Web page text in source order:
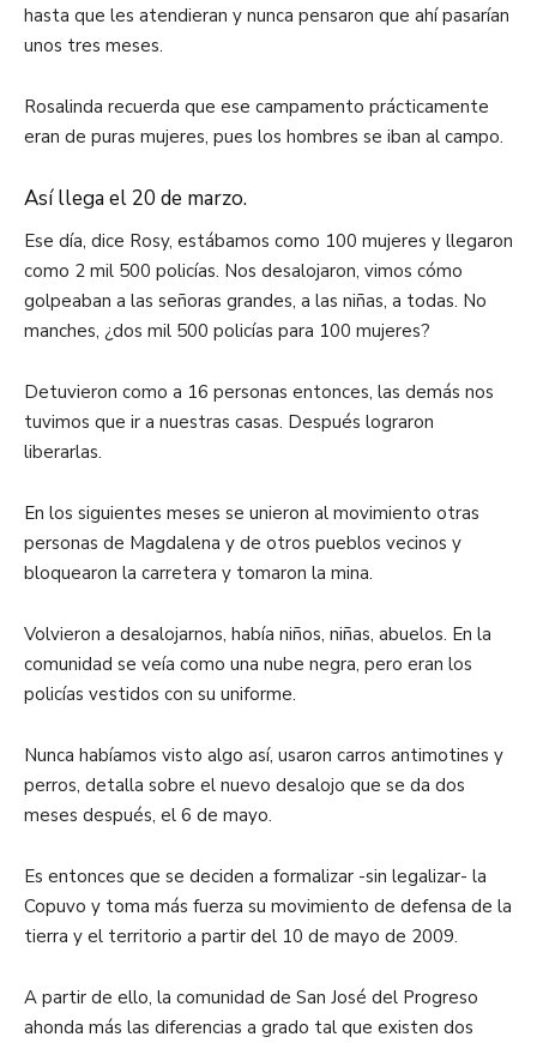
hasta que les atendieran y nunca pensaron que ahí pasarían
unos tres meses.
Rosalinda recuerda que ese campamento prácticamente
eran de puras mujeres, pues los hombres se iban al campo.
Así llega el 20 de marzo.
Ese día, dice Rosy, estábamos como 100 mujeres y llegaron
como 2 mil 500 policías. Nos desalojaron, vimos cómo
golpeaban a las señoras grandes, a las niñas, a todas. No
manches, ¿dos mil 500 policías para 100 mujeres?
Detuvieron como a 16 personas entonces, las demás nos
tuvimos que ir a nuestras casas. Después lograron
liberarlas.
En los siguientes meses se unieron al movimiento otras
personas de Magdalena y de otros pueblos vecinos y
bloquearon la carretera y tomaron la mina.
Volvieron a desalojarnos, había niños, niñas, abuelos. En la
comunidad se veía como una nube negra, pero eran los
policías vestidos con su uniforme.
Nunca habíamos visto algo así, usaron carros antimotines y
perros, detalla sobre el nuevo desalojo que se da dos
meses después, el 6 de mayo.
Es entonces que se deciden a formalizar -sin legalizar- la
Copuvo y toma más fuerza su movimiento de defensa de la
tierra y el territorio a partir del 10 de mayo de 2009.
A partir de ello, la comunidad de San José del Progreso
ahonda más las diferencias a grado tal que existen dos